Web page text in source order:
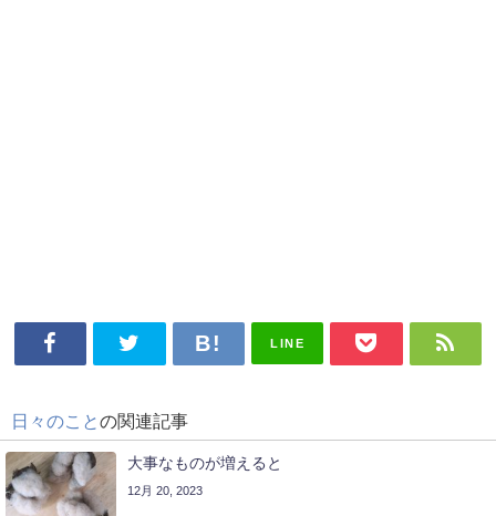
LINE
日々のことの関連記事
大事なものが増えると
12月 20, 2023